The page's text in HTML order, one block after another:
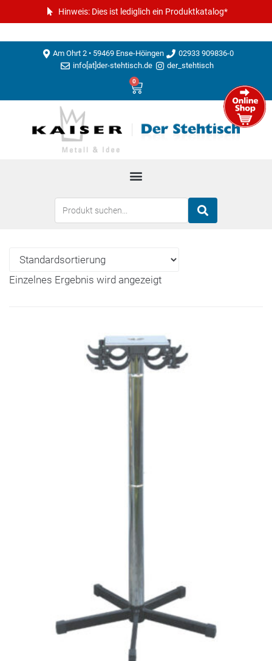
Hinweis: Dies ist lediglich ein Produktkatalog*
Am Ohrt 2 • 59469 Ense-Höingen
02933 909836-0
info[at]der-stehtisch.de
der_stehtisch
0
Einzelnes Ergebnis wird angezeigt